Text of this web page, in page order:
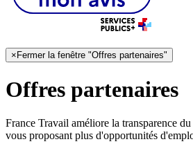
×Fermer la fenêtre "Offres partenaires"
Offres partenaires
France Travail améliore la transparence
vous proposant plus d'opportunités